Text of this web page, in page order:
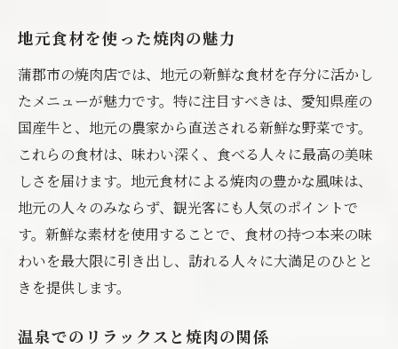
地元食材を使った焼肉の魅力
蒲郡市の焼肉店では、地元の新鮮な食材を存分に活かし
たメニューが魅力です。特に注目すべきは、愛知県産の
国産牛と、地元の農家から直送される新鮮な野菜です。
これらの食材は、味わい深く、食べる人々に最高の美味
しさを届けます。地元食材による焼肉の豊かな風味は、
地元の人々のみならず、観光客にも人気のポイントで
す。新鮮な素材を使用することで、食材の持つ本来の味
わいを最大限に引き出し、訪れる人々に大満足のひとと
きを提供します。
温泉でのリラックスと焼肉の関係